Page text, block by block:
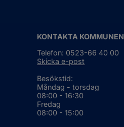
KONTAKTA KOMMUNEN
Telefon: 0523-66 40 00
Skicka e-post
Besökstid:
Måndag - torsdag
08:00 - 16:30
Fredag
08:00 - 15:00